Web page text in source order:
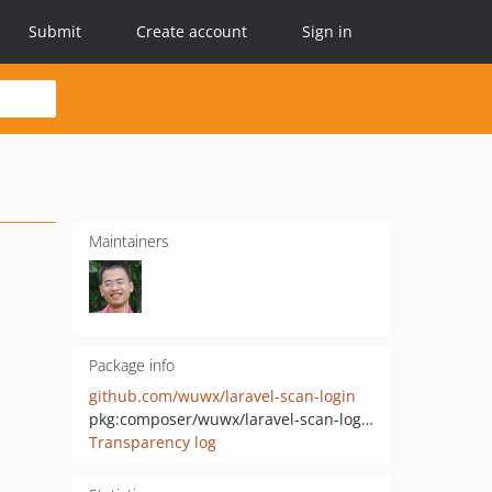
Submit Create account Sign in
Maintainers
Package info
github.com/wuwx/laravel-scan-login
pkg:composer/wuwx/laravel-scan-login
Transparency log